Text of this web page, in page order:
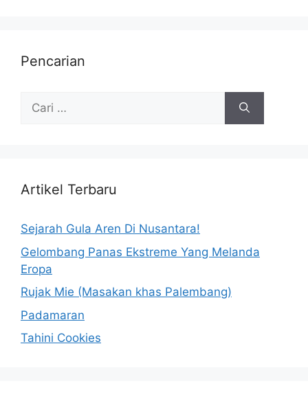
Pencarian
Artikel Terbaru
Sejarah Gula Aren Di Nusantara!
Gelombang Panas Ekstreme Yang Melanda
Eropa
Rujak Mie (Masakan khas Palembang)
Padamaran
Tahini Cookies